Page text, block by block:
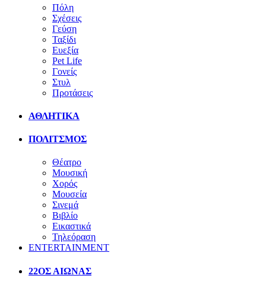
Πόλη
Σχέσεις
Γεύση
Ταξίδι
Ευεξία
Pet Life
Γονείς
Στυλ
Προτάσεις
ΑΘΛΗΤΙΚΑ
ΠΟΛΙΤΣΜΟΣ
Θέατρο
Μουσική
Χορός
Μουσεία
Σινεμά
Βιβλίο
Εικαστικά
Τηλεόραση
ENTERTAINMENT
22ΟΣ ΑΙΩΝΑΣ